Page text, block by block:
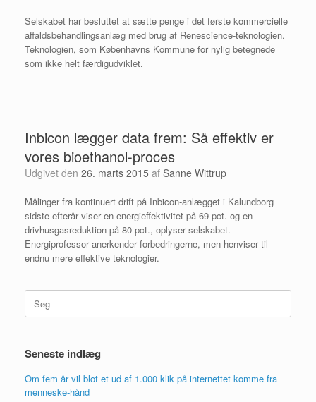
Selskabet har besluttet at sætte penge i det første kommercielle
affaldsbehandlingsanlæg med brug af Renescience-teknologien.
Teknologien, som Københavns Kommune for nylig betegnede
som ikke helt færdigudviklet.
Inbicon lægger data frem: Så effektiv er
vores bioethanol-proces
Udgivet den 26. marts 2015 af Sanne Wittrup
Målinger fra kontinuert drift på Inbicon-anlægget i Kalundborg
sidste efterår viser en energieffektivitet på 69 pct. og en
drivhusgasreduktion på 80 pct., oplyser selskabet.
Energiprofessor anerkender forbedringerne, men henviser til
endnu mere effektive teknologier.
Søg
efter:
Seneste indlæg
Om fem år vil blot et ud af 1.000 klik på internettet komme fra
menneske-hånd